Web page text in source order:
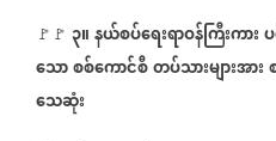
🚩🚩 ၃။နယ်စပ်ရေးရာဝန်ကြီးကား
သောစစ်ကောင်စီတပ်သားများအား
သေဆုံး